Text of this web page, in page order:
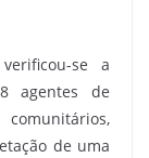
se a
agentes de
de uma